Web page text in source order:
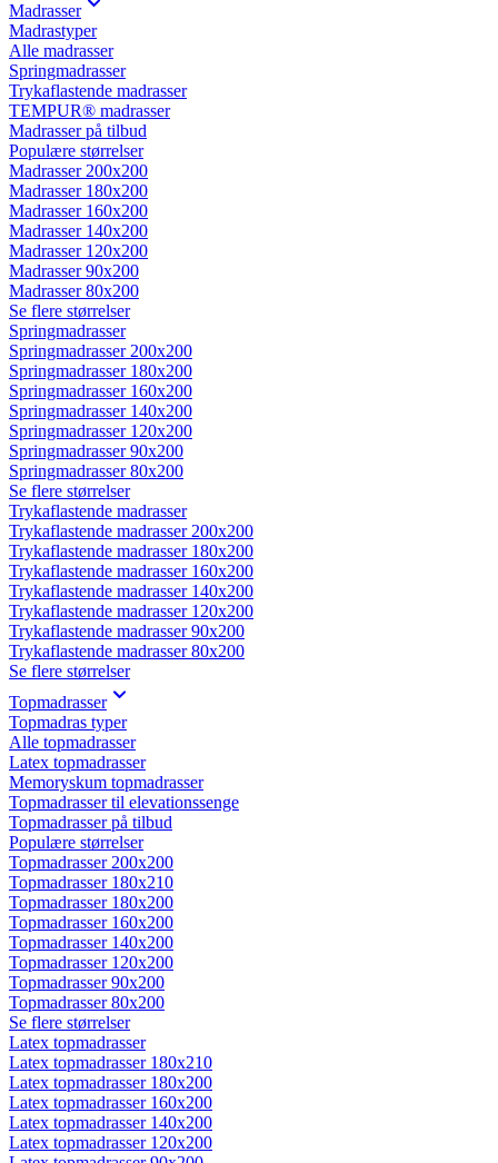
Madrasser
Madrastyper
Alle madrasser
Springmadrasser
Trykaflastende madrasser
TEMPUR® madrasser
Madrasser på tilbud
Populære størrelser
Madrasser 200x200
Madrasser 180x200
Madrasser 160x200
Madrasser 140x200
Madrasser 120x200
Madrasser 90x200
Madrasser 80x200
Se flere størrelser
Springmadrasser
Springmadrasser 200x200
Springmadrasser 180x200
Springmadrasser 160x200
Springmadrasser 140x200
Springmadrasser 120x200
Springmadrasser 90x200
Springmadrasser 80x200
Se flere størrelser
Trykaflastende madrasser
Trykaflastende madrasser 200x200
Trykaflastende madrasser 180x200
Trykaflastende madrasser 160x200
Trykaflastende madrasser 140x200
Trykaflastende madrasser 120x200
Trykaflastende madrasser 90x200
Trykaflastende madrasser 80x200
Se flere størrelser
Topmadrasser
Topmadras typer
Alle topmadrasser
Latex topmadrasser
Memoryskum topmadrasser
Topmadrasser til elevationssenge
Topmadrasser på tilbud
Populære størrelser
Topmadrasser 200x200
Topmadrasser 180x210
Topmadrasser 180x200
Topmadrasser 160x200
Topmadrasser 140x200
Topmadrasser 120x200
Topmadrasser 90x200
Topmadrasser 80x200
Se flere størrelser
Latex topmadrasser
Latex topmadrasser 180x210
Latex topmadrasser 180x200
Latex topmadrasser 160x200
Latex topmadrasser 140x200
Latex topmadrasser 120x200